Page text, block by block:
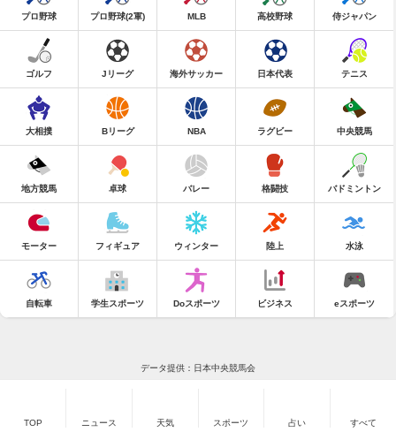
プロ野球 プロ野球(2軍) MLB 高校野球 侍ジャパン
ゴルフ Jリーグ 海外サッカー 日本代表 テニス
大相撲 Bリーグ NBA ラグビー 中央競馬
地方競馬 卓球 バレー 格闘技 バドミントン
モーター フィギュア ウィンター 陸上 水泳
自転車 学生スポーツ Doスポーツ ビジネス eスポーツ
データ提供：日本中央競馬会
TOP ニュース 天気 スポーツ 占い すべて